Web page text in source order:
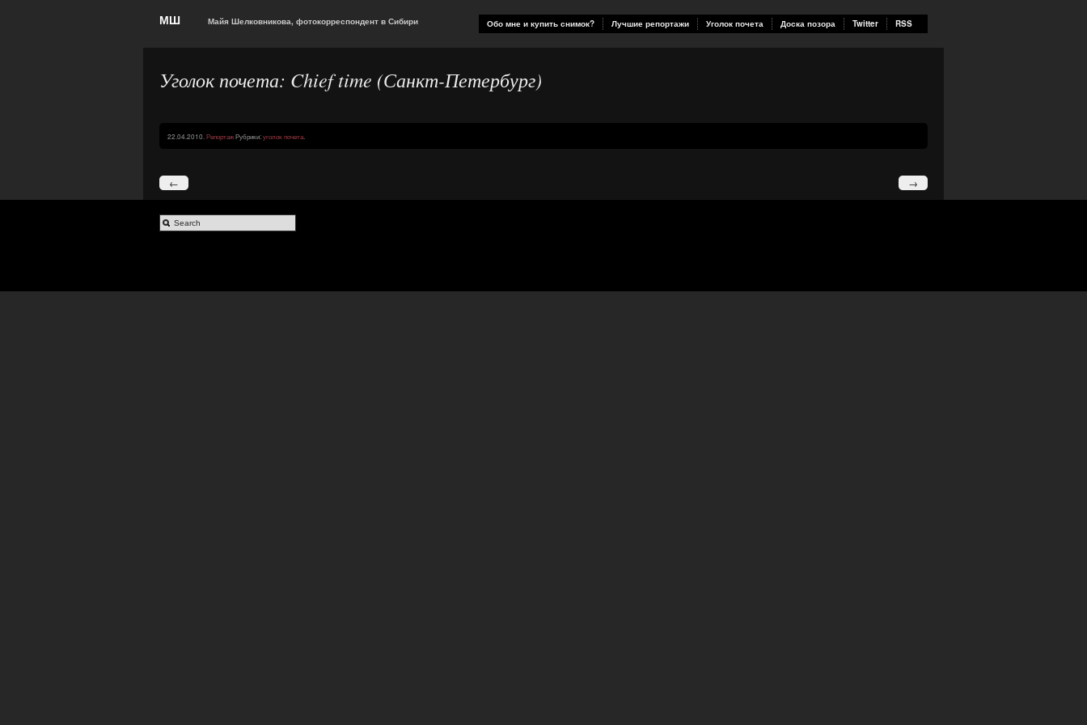
МШ Майя Шелковникова, фотокорреспондент в Сибири Обо мне и купить снимок? Лучшие репортажи Уголок почета Доска позора Twitter RSS
Уголок почета: Chief time (Санкт-Петербург)
22.04.2010. РепортажРубрики:уголок почета
→
←